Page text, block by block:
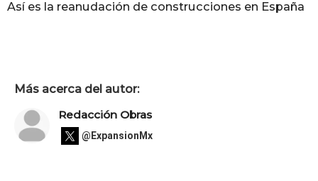
Así es la reanudación de construcciones en España
Más acerca del autor:
Redacción Obras
@ExpansionMx